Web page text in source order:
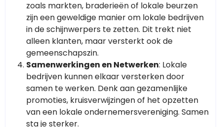
zoals markten, braderieën of lokale beurzen
zijn een geweldige manier om lokale bedrijven
in de schijnwerpers te zetten. Dit trekt niet
alleen klanten, maar versterkt ook de
gemeenschapszin.
Samenwerkingen en Netwerken: Lokale
bedrijven kunnen elkaar versterken door
samen te werken. Denk aan gezamenlijke
promoties, kruisverwijzingen of het opzetten
van een lokale ondernemersvereniging. Samen
sta je sterker.